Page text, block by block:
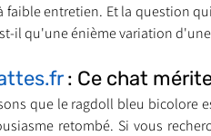
faible entretien. Et la question
il qu'une énième variation
: Ce chat
que le ragdoll bleu bicolore
retombé. Si vous